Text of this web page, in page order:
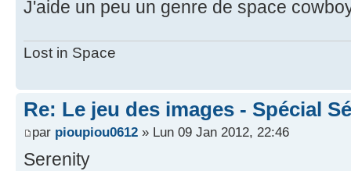
J'aide un peu un genre de space
Lost in Space
Re: Le jeu des images - Spécial
par pioupiou0612 » Lun 09 Jan 2012, 22:46
Serenity